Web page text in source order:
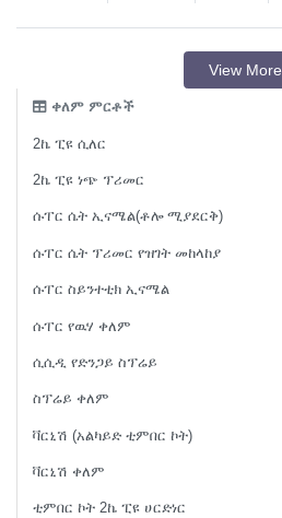
View More
ቀለም ምርቶች
2ኬ ፒዩ ሲለር
2ኬ ፒዩ ነጭ ፕሪመር
ሱፐር ሴት ኢናሜል(ቶሎ ሚያደርቅ)
ሱፐር ሴት ፕሪመር የዝገት መከላከያ
ሱፐር ስይንተቲክ ኢናሜል
ሱፐር የዉሃ ቀለም
ሲሲዲ የድንጋይ ስፕሬይ
ስፕሬይ ቀለም
ቫርኒሽ (አልካይድ ቲምበር ኮት)
ቫርኒሽ ቀለም
ቲምበር ኮት 2ኬ ፒዩ ሀርድነር